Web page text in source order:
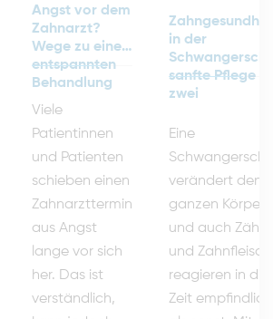
Angst vor dem
Zahnarzt?
Wege zu einer
entspannten
Behandlung
Viele
Patientinnen
und Patienten
schieben einen
Zahnarzttermin
aus Angst
lange vor sich
her. Das ist
verständlich,
in der
sanfte Pflege
zwei
Eine
verändert den
ganzen Körper
und auch
und Zahnfleisch
reagieren in
Zeit